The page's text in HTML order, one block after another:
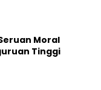
Moral
Tinggi